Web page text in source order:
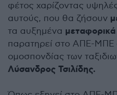
φέτος χαρίζοντας
αυτούς, που θα ζήσουν
τα αυξημένα
παρατηρεί στο ΑΠΕ-ΜΠΕ
ομοσπονδίας των
Λύσανδρος Τσιλίδης.